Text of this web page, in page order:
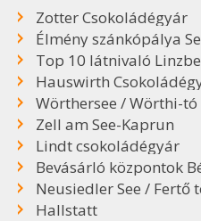
Zotter Csokoládégyár
Élmény szánkópálya
Top 10 látnivaló
Hauswirth
Wörthersee / Wörthi-tó
Zell am See-Kaprun
Lindt csokoládégyár
Bevásárló központok
Neusiedler See / Fertő
Hallstatt